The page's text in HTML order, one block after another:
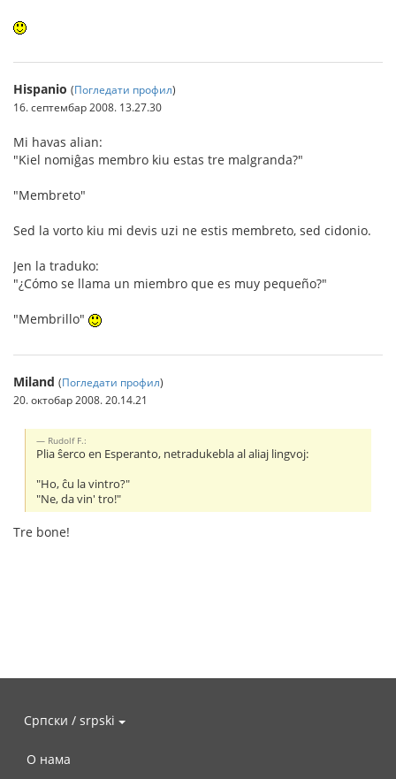
Hispanio (Погледати профил)
16. септембар 2008. 13.27.30
Mi havas alian:
"Kiel nomiĝas membro kiu estas tre malgranda?"
"Membreto"
Sed la vorto kiu mi devis uzi ne estis membreto, sed cidonio.
Jen la traduko:
"¿Cómo se llama un miembro que es muy pequeño?"
"Membrillo"
Miland (Погледати профил)
20. октобар 2008. 20.14.21
Rudolf F.:
Plia ŝerco en Esperanto, netradukebla al aliaj lingvoj:
"Ho, ĉu la vintro?"
"Ne, da vin' tro!"
Tre bone!
Српски / srpski
О нама